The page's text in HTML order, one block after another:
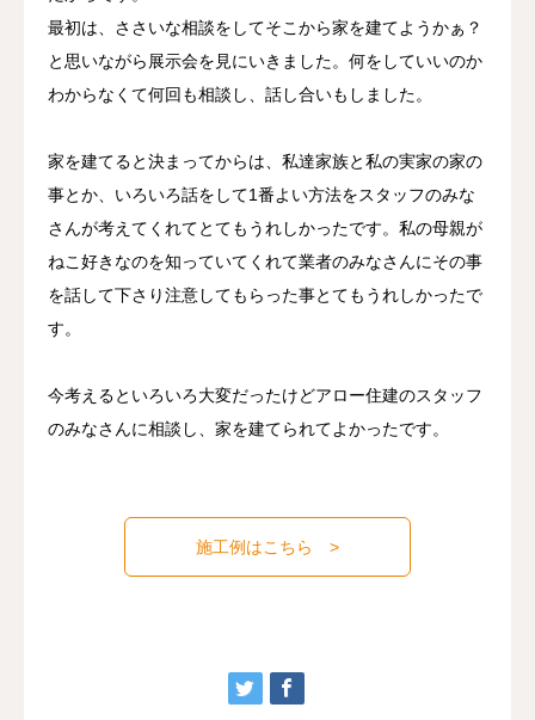
最初は、ささいな相談をしてそこから家を建てようかぁ？
と思いながら展示会を見にいきました。何をしていいのか
わからなくて何回も相談し、話し合いもしました。
家を建てると決まってからは、私達家族と私の実家の家の
事とか、いろいろ話をして1番よい方法をスタッフのみな
さんが考えてくれてとてもうれしかったです。私の母親が
ねこ好きなのを知っていてくれて業者のみなさんにその事
を話して下さり注意してもらった事とてもうれしかったで
す。
今考えるといろいろ大変だったけどアロー住建のスタッフ
のみなさんに相談し、家を建てられてよかったです。
施工例はこちら >